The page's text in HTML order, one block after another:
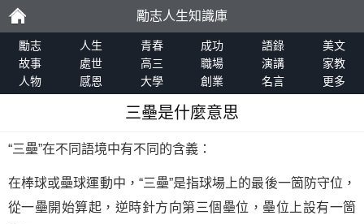
勵
志
勵志人生知識庫
勵志 人生 青春 成功 語錄
美文
故事
處世 高三 職場 演講
家教
人物
感恩 大學 創業 名言 更多
三壘是什麼意思
“三壘”在不同語境中有不同的含義：
在棒球或壘球運動中，“三壘”是指球場上的最後一箇防守位，
從一壘開始算起，逆時針方向第三個壘位，壘位上設有一箇